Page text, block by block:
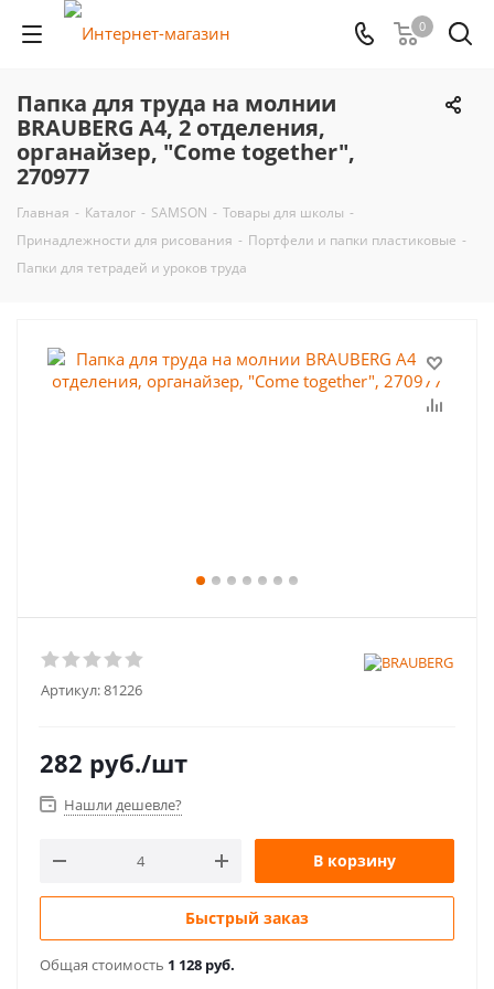
0
Папка для труда на молнии
BRAUBERG А4, 2 отделения,
органайзер, "Come together",
270977
Главная - Каталог - SAMSON - Товары для школы -
Принадлежности для рисования - Портфели и папки пластиковые -
Папки для тетрадей и уроков труда
Артикул:81226
282 руб./шт
Нашли дешевле?
В корзину
Быстрый заказ
Общая стоимость 1 128 руб.